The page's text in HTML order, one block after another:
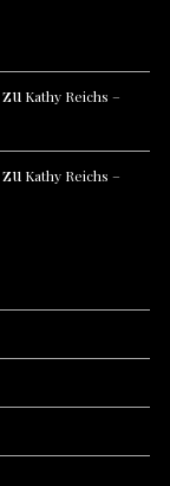
zu Kathy Reichs –
zu Kathy Reichs –